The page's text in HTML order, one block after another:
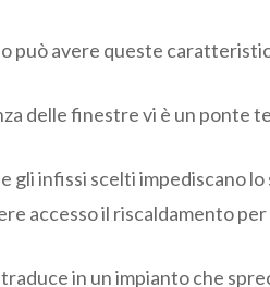
può avere queste
delle finestre vi è un ponte
gli infissi scelti impediscano
accesso il riscaldamento
in un impianto che